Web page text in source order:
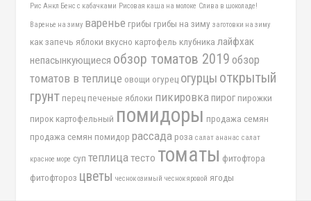
Рис Анкл Бенс с кабачками Рисовая каша на молоке Слива в шоколаде!
Варенье на зиму варенье грибы грибы на зиму заготовки на зиму
как запечь яблоки вкусно картофель клубника лайфхак
непасынкующиеся обзор томатов 2019 обзор
томатов в теплице овощи огурец огурцы открытый
грунт перец печеные яблоки пикировка пирог пирожки
пирок картофельный помидоры продажа семян
продажа семян помидор рассада роза салат ананас салат
красное море суп теплица тесто томаты фитофтора
фитофтороз цветы чеснок озимый чеснок яровой ягоды